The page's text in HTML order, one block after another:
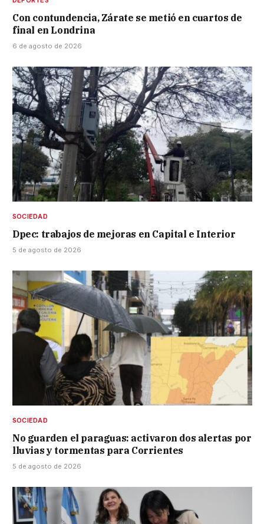
Con contundencia, Zárate se metió en cuartos de
final en Londrina
6 de agosto de 2026
SOCIEDAD
Dpec: trabajos de mejoras en Capital e Interior
5 de agosto de 2026
SOCIEDAD
No guarden el paraguas: activaron dos alertas por
lluvias y tormentas para Corrientes
5 de agosto de 2026